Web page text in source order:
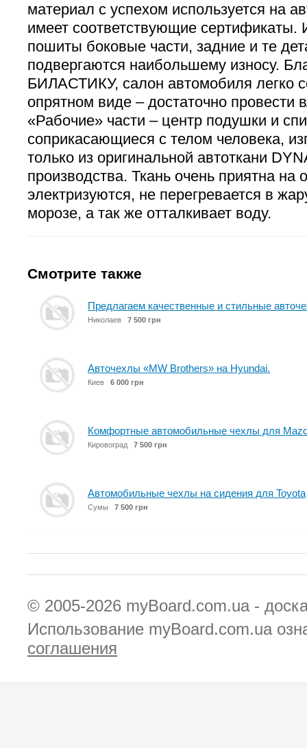
материал с успехом используется на
имеет соответствующие
пошиты боковые части, задние и те
подвергаются наибольшему износу.
БИЛАСТИКУ, салон автомобиля легко
опрятном виде – достаточно провести
«Рабочие» части – центр подушки и
соприкасающиеся с телом человека,
только из оригинальной автоткани
производства. Ткань очень приятна на
электризуются, не перегревается в
морозе, а так же отталкивает воду.
Смотрите также
Предлагаем качественные и стильные
Николаев 7 500 грн
Авточехлы «MW Brothers» на Hyundai.
Киев 6 000 грн
Комфортные автомобильные чехлы для
Кировоград 7 500 грн
Автомобильные чехлы на сидения для Toyota
Сумы 7 500 грн
© 2005-2026 myBoard.com.ua -
Использование myBoard.com.ua
соглашения